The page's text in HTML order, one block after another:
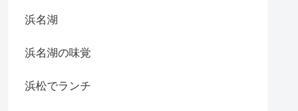
浜名湖
浜名湖の味覚
浜松でランチ